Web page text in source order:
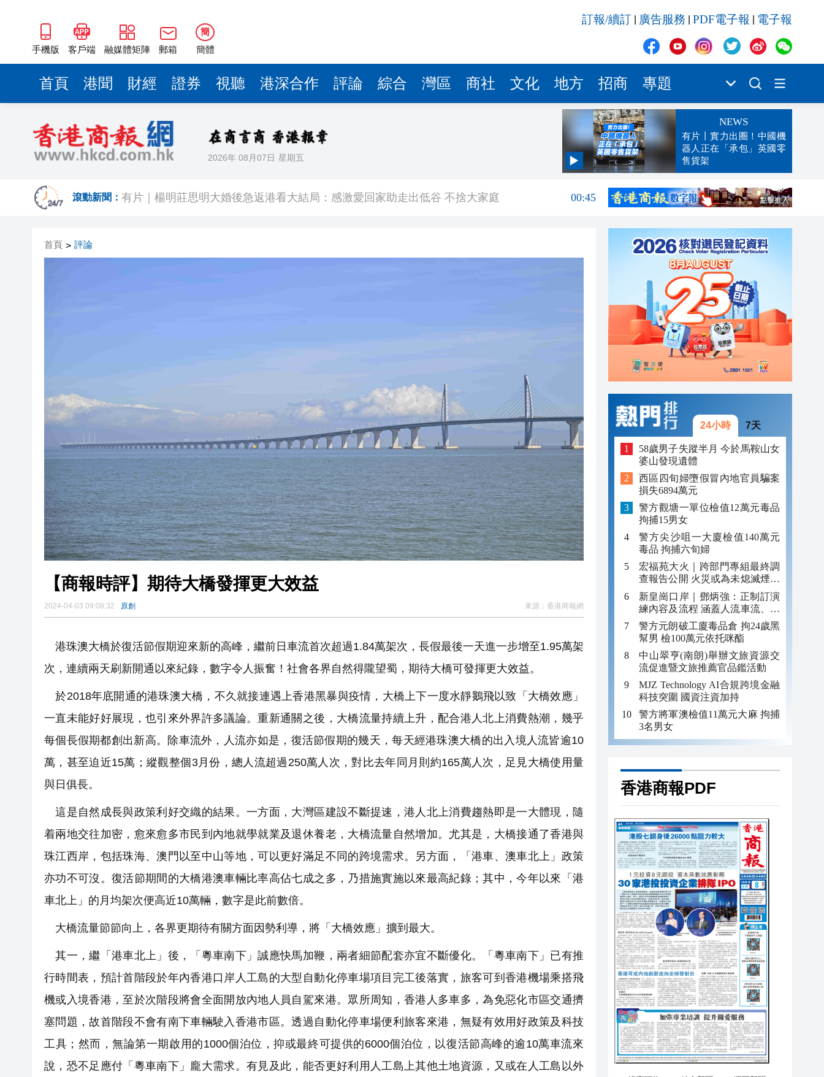
手機版 客戶端 融媒體矩陣 郵箱
簡
簡體
訂報/續訂 廣告服務 PDF電子報 電子報
首頁 港聞 財經 證券 視聽 港深合作 評論 綜合 灣區 商社 文化 地方 招商 專題
2026年 08月07日 星期五
NEWS
有片丨實力出圈！中國機
器人正在「承包」英國零
售貨架
滾動新聞：
SK海力士斥逾3000億建兩座晶圓廠
00:16
首頁 > 評論
【商報時評】期待大橋發揮更大效益
2024-04-03 09:08:32 原創 來源： 香港商報網
港珠澳大橋於復活節假期迎來新的高峰，繼前日車流首次超過1.84萬架次，長假最後一天進一步增至1.95萬架
次，連續兩天刷新開通以來紀錄，數字令人振奮！社會各界自然得隴望蜀，期待大橋可發揮更大效益。
於2018年底開通的港珠澳大橋，不久就接連遇上香港黑暴與疫情，大橋上下一度水靜鵝飛以致「大橋效應」
一直未能好好展現，也引來外界許多議論。重新通關之後，大橋流量持續上升，配合港人北上消費熱潮，幾乎
每個長假期都創出新高。除車流外，人流亦如是，復活節假期的幾天，每天經港珠澳大橋的出入境人流皆逾10
萬，甚至迫近15萬；縱觀整個3月份，總人流超過250萬人次，對比去年同月則約165萬人次，足見大橋使用量
與日俱長。
這是自然成長與政策利好交織的結果。一方面，大灣區建設不斷提速，港人北上消費趨熱即是一大體現，隨
着兩地交往加密，愈來愈多市民到內地就學就業及退休養老，大橋流量自然增加。尤其是，大橋接通了香港與
珠江西岸，包括珠海、澳門以至中山等地，可以更好滿足不同的跨境需求。另方面，「港車、澳車北上」政策
亦功不可沒。復活節期間的大橋港澳車輛比率高佔七成之多，乃措施實施以來最高紀錄；其中，今年以來「港
車北上」的月均架次便高近10萬輛，數字是此前數倍。
大橋流量節節向上，各界更期待有關方面因勢利導，將「大橋效應」擴到最大。
其一，繼「港車北上」後，「粵車南下」誠應快馬加鞭，兩者細節配套亦宜不斷優化。「粵車南下」已有推
行時間表，預計首階段於年內香港口岸人工島的大型自動化停車場項目完工後落實，旅客可到香港機場乘搭飛
機或入境香港，至於次階段將會全面開放內地人員自駕來港。眾所周知，香港人多車多，為免惡化市區交通擠
塞問題，故首階段不會有南下車輛駛入香港市區。透過自動化停車場便利旅客來港，無疑有效用好政策及科技
工具；然而，無論第一期啟用的1000個泊位，抑或最終可提供的6000個泊位，以復活節高峰的逾10萬車流來
說，恐不足應付「粵車南下」龐大需求。有見及此，能否更好利用人工島上其他土地資源，又或在人工島以外
24小時 7天
58歲男子失蹤半月 今於馬鞍山女
婆山發現遺體
西區四旬婦墮假冒內地官員騙案
損失6894萬元
警方觀塘一單位檢值12萬元毒品
拘捕15男女
警方尖沙咀一大廈檢值140萬元
毒品 拘捕六旬婦
宏福苑大火｜跨部門專組最終調
查報告公開 火災或為未熄滅煙頭
引發
新皇崗口岸｜鄧炳強：正制訂演
練內容及流程 涵蓋人流車流、緊
急應變等
警方元朗破工廈毒品倉 拘24歲黑
幫男 檢100萬元依托咪酯
中山翠亨(南朗)舉辦文旅資源交
流促進暨文旅推薦官品鑑活動
MJZ Technology AI合規跨境金融
科技突圍 國資注資加持
警方將軍澳檢值11萬元大麻 拘捕
3名男女
香港商報PDF